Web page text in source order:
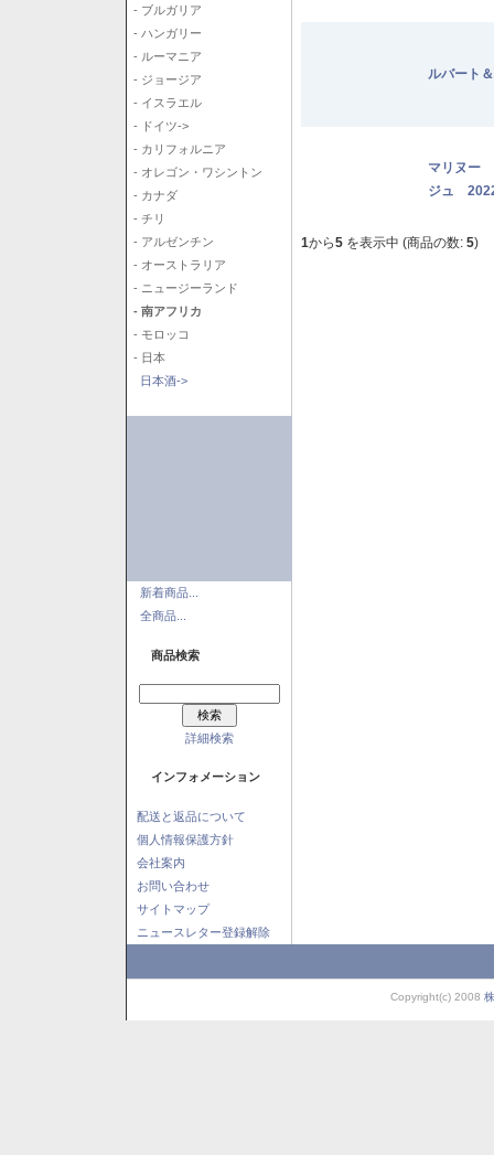
- ブルガリア
- ハンガリー
- ルーマニア
- ジョージア
- イスラエル
- ドイツ->
- カリフォルニア
- オレゴン・ワシントン
- カナダ
- チリ
- アルゼンチン
- オーストラリア
- ニュージーランド
- 南アフリカ
- モロッコ
- 日本
日本酒->
新着商品...
全商品...
商品検索
詳細検索
インフォメーション
配送と返品について
個人情報保護方針
会社案内
お問い合わせ
サイトマップ
ニュースレター登録解除
ルバート
マリヌー
ジュ
1から5 を表示中 (商品の数: 5)
Copyright(c) 2008